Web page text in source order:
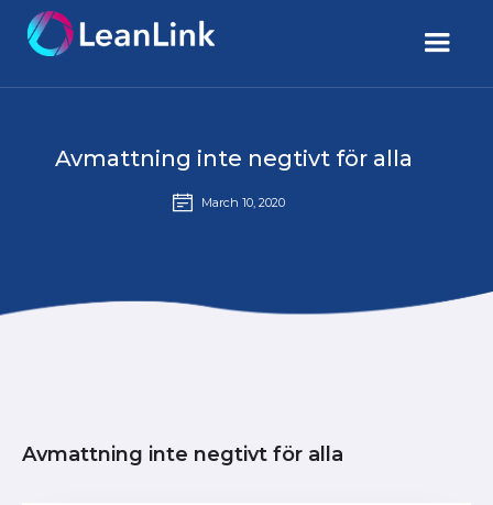
Avmattning inte negtivt för alla
March 10, 2020
Avmattning inte negtivt för alla